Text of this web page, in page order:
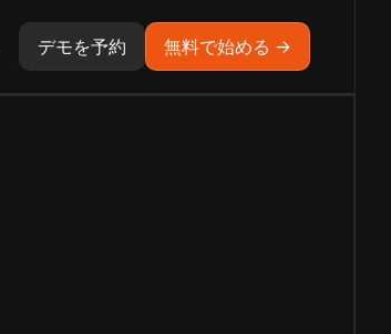
デモを予約 無料で始める →